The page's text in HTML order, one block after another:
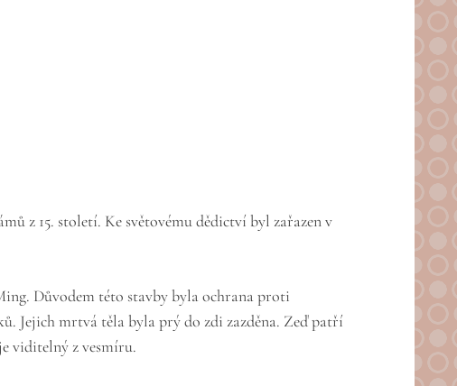
z 15. století. Ke světovému dědictví byl zařazen v
Důvodem této stavby byla ochrana proti
Jejich mrtvá těla byla prý do zdi zazděna. Zeď patří
viditelný z vesmíru.